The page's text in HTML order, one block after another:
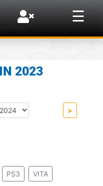
☰
×
2023
>
PS3 VITA